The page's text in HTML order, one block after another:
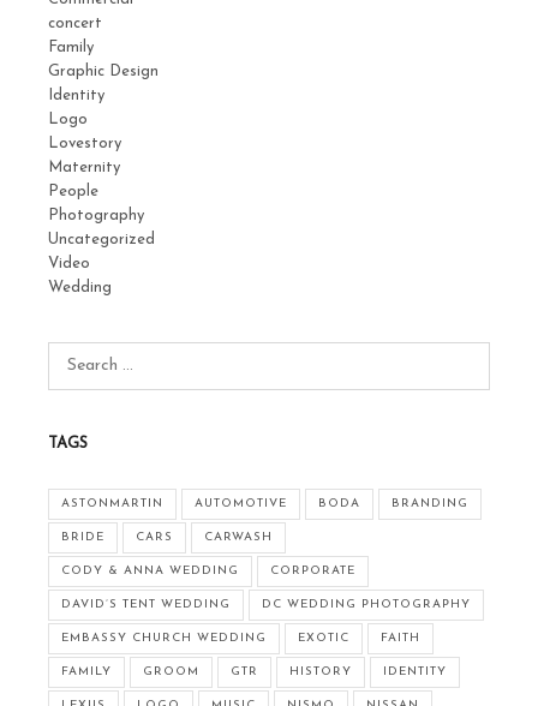
concert
Family
Graphic Design
Identity
Logo
Lovestory
Maternity
People
Photography
Uncategorized
Video
Wedding
TAGS
ASTONMARTIN AUTOMOTIVE BODA BRANDING
BRIDE CARS CARWASH
CODY & ANNA WEDDING CORPORATE
DAVID’S TENT WEDDING DC WEDDING PHOTOGRAPHY
EMBASSY CHURCH WEDDING EXOTIC FAITH
FAMILY GROOM GTR HISTORY IDENTITY